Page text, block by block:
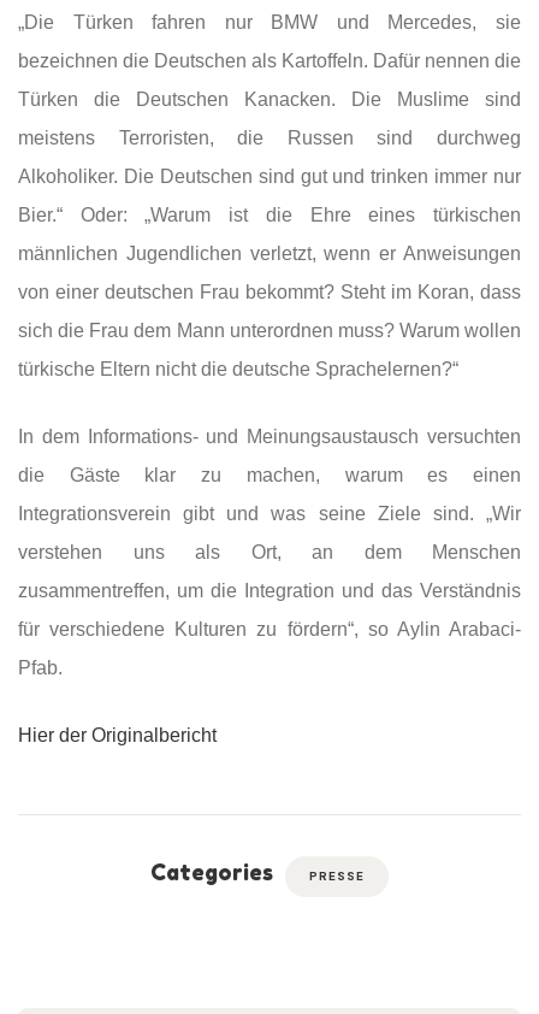
„Die Türken fahren nur BMW und Mercedes, sie
bezeichnen die Deutschen als Kartoffeln. Dafür nennen die
Türken die Deutschen Kanacken. Die Muslime sind
meistens Terroristen, die Russen sind durchweg
Alkoholiker. Die Deutschen sind gut und trinken immer nur
Bier.“ Oder: „Warum ist die Ehre eines türkischen
männlichen Jugendlichen verletzt, wenn er Anweisungen
von einer deutschen Frau bekommt? Steht im Koran, dass
sich die Frau dem Mann unterordnen muss? Warum wollen
türkische Eltern nicht die deutsche Sprachelernen?“
In dem Informations- und Meinungsaustausch versuchten
die Gäste klar zu machen, warum es einen
Integrationsverein gibt und was seine Ziele sind. „Wir
verstehen uns als Ort, an dem Menschen
zusammentreffen, um die Integration und das Verständnis
für verschiedene Kulturen zu fördern“, so Aylin Arabaci-
Pfab.
Hier der Originalbericht
Categories PRESSE